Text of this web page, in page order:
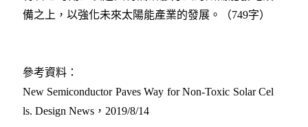
備之上，以強化未來太陽能產業的發展。（749字）
參考資料：
New Semiconductor Paves Way for Non-Toxic Solar Cel
ls. Design News，2019/8/14